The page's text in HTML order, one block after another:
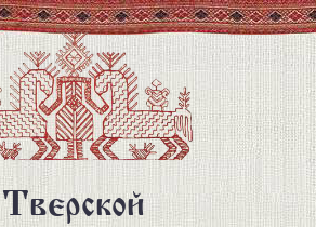
Тверской